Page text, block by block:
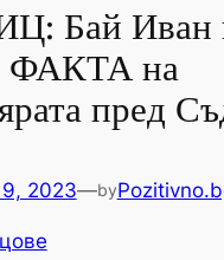
Бай Иван
ФАКТА на
пред
2023—by